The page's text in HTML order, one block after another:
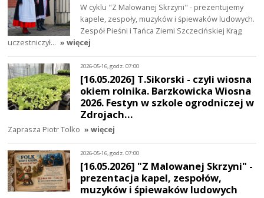
W cyklu "Z Malowanej Skrzyni" - prezentujemy
kapele, zespoły, muzyków i śpiewaków ludowych.
Zespół Pieśni i Tańca Ziemi Szczecińskiej Krąg
uczestniczył… » więcej
2026-05-16, godz. 07:00
[16.05.2026] T.Sikorski - czyli wiosna
okiem rolnika. Barzkowicka Wiosna
2026. Festyn w szkole ogrodniczej w
Zdrojach…
Zaprasza Piotr Tolko » więcej
2026-05-16, godz. 07:00
[16.05.2026] "Z Malowanej Skrzyni" -
prezentacja kapel, zespołów,
muzyków i śpiewaków ludowych